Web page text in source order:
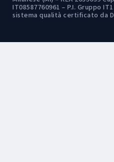
IT08587760961 – P.I. Gruppo
sistema qualità certificato da